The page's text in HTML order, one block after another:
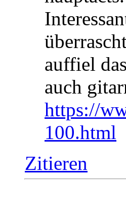
auffiel
auch
https://
100.html
Zitieren